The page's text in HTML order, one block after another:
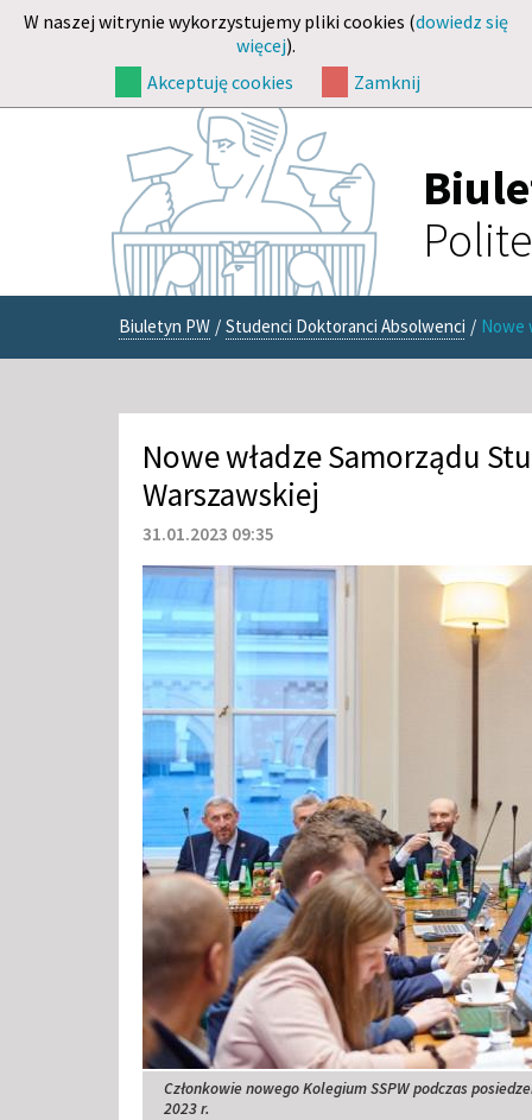
W naszej witrynie wykorzystujemy pliki cookies (dowiedz się
więcej).
Akceptuję cookies
Zamknij
Biuletyn PW / Studenci Doktoranci Absolwenci / Nowe
Nowe władze Samorządu
Warszawskiej
31.01.2023 09:35
Członkowie nowego Kolegium SSPW podczas
2023 r.